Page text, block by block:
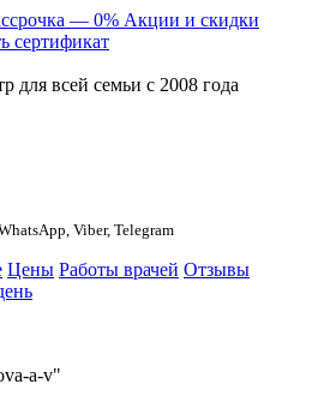
— 0% Акции и скидки
сертификат
для всей семьи c 2008 года
Viber, Telegram
Цены Работы врачей Отзывы
a-v"